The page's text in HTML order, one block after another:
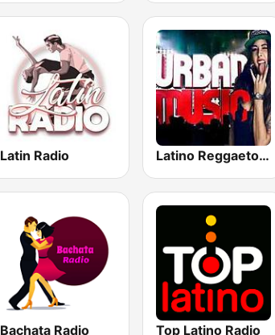
Latin Radio Latino Reggaeton y Urbano
Bachata Radio Top Latino Radio